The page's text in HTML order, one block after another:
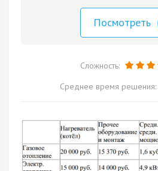
Посмотреть
Сложность:
Среднее время решения: